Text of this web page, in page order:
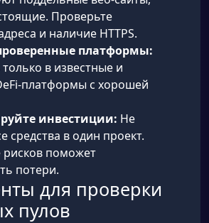
Проверьте
и наличие HTTPS.
платформы:
в известные и
платформы с хорошей
инвестиции: Не
средства в один проект.
рисков поможет
потери.
для проверки
пулов